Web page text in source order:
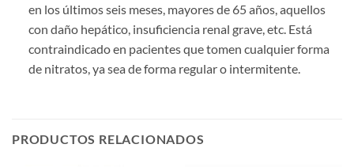
en los últimos seis meses, mayores de 65 años, aquellos
con daño hepático, insuficiencia renal grave, etc. Está
contraindicado en pacientes que tomen cualquier forma
de nitratos, ya sea de forma regular o intermitente.
PRODUCTOS RELACIONADOS